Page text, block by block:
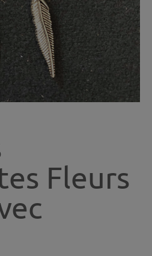
Fleurs